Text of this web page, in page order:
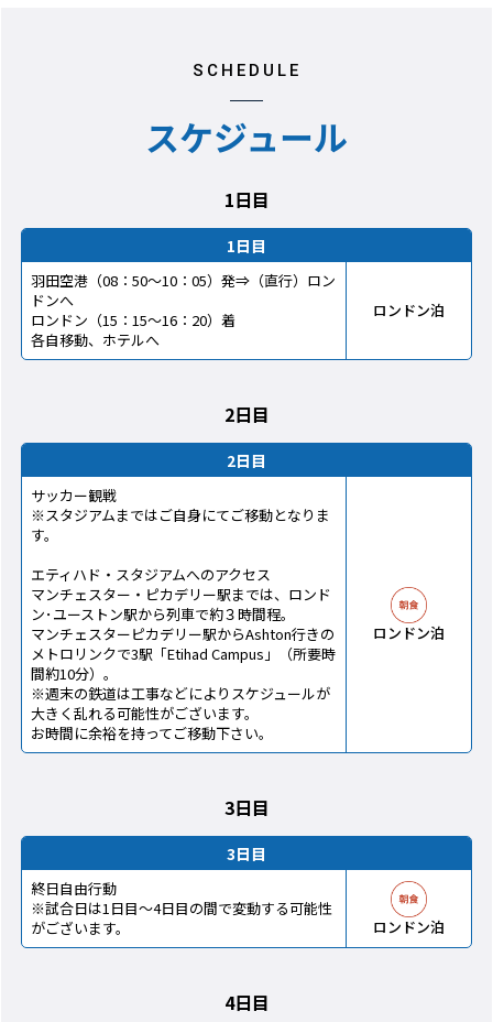
SCHEDULE
スケジュール
1日目
1日目
羽田空港（08：50～10：05）発⇒（直行）ロン
ドンへ
ロンドン（15：15～16：20）着
各自移動、ホテルへ
ロンドン泊
2日目
2日目
サッカー観戦
※スタジアムまではご自身にてご移動となりま
す。
エティハド・スタジアムへのアクセス
マンチェスター・ピカデリー駅までは、ロンド
ン･ユーストン駅から列車で約３時間程。
マンチェスターピカデリー駅からAshton行きの
メトロリンクで3駅「Etihad Campus」（所要時
間約10分）。
※週末の鉄道は工事などによりスケジュールが
大きく乱れる可能性がございます。
お時間に余裕を持ってご移動下さい。
ロンドン泊
3日目
3日目
終日自由行動
※試合日は1日目～4日目の間で変動する可能性
がございます。
ロンドン泊
4日目